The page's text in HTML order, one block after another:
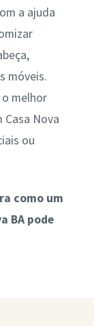
a ajuda
móveis.
melhor
Nova
ou
como um
BA pode